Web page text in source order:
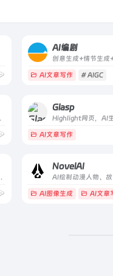
AI编剧
AI文章写作 # AIGC
量、引人入胜的内容。
Glasp
AI文章写作
功能的集成应用
NovelAI
AI绘制动漫人物、
AI图像生成 AI文章